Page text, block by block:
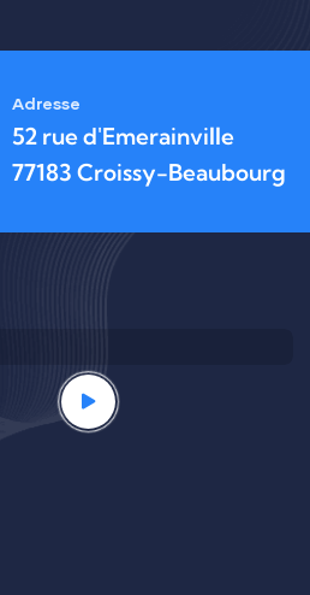
Adresse
52 rue d'Emerainville
77183 Croissy-Beaubourg